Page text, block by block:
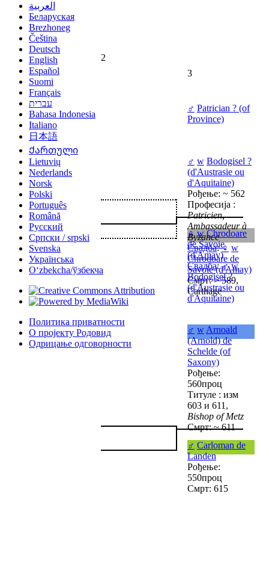
2
3
♂ Patrician ? (of
Province)
♂ w Bodogisel ?
(d'Austrasie ou
d'Aquitaine)
Рођење: ~ 562
Професија :
Patricien,
Ambassadeur à
Byzance
Свадба:♀ w
Chrodoare de
Savoie (d'Amay)
Смрт: > 589,
Carthage
♀ w Chrodoare
de Savoie
(d'Amay)
Свадба:♂ w
Bodogisel ?
(d'Austrasie ou
d'Aquitaine)
♂ w Arnoald
(Arnold) de
Schelde (of
Saxony)
Рођење:
560проц
Титуле : изм
603 и 611,
Bishop of Metz
Смрт: ~ 611
♂ Carloman de
Landen
Рођење:
550проц
Смрт: 615
العربية
Беларуская
Brezhoneg
Čeština
Deutsch
English
Español
Suomi
Français
עברית
Bahasa Indonesia
Italiano
日本語
Ქართული
Lietuvių
Nederlands
Norsk
Polski
Português
Română
Русский
Српски / srpski
Svenska
Українська
Oʻzbekcha/ўзбекча
Политика приватности
О пројекту Родовид
Одрицање одговорности